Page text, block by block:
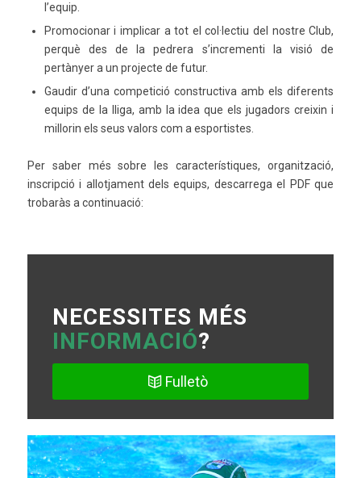
l’equip.
Promocionar i implicar a tot el col·lectiu del nostre Club,
perquè des de la pedrera s’incrementi la visió de
pertànyer a un projecte de futur.
Gaudir d’una competició constructiva amb els diferents
equips de la lliga, amb la idea que els jugadors creixin i
millorin els seus valors com a esportistes.
Per saber més sobre les característiques, organització,
inscripció i allotjament dels equips, descarrega el PDF que
trobaràs a continuació:
NECESSITES MÉS
INFORMACIÓ?
Fulletò